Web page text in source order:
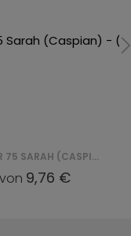
LÄUFER 75 SARAH (CASPIAN) - (P)
von 9,76 €